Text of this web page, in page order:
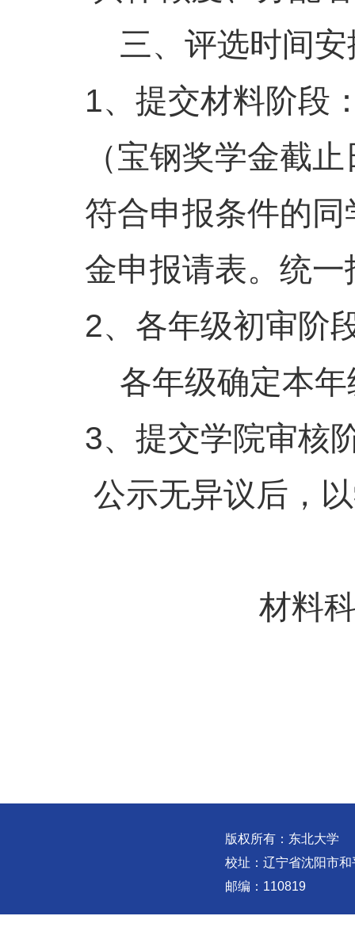
三、评选时间安
1、提交材料阶段
（宝钢奖学金截
符合申报条件的
金申报请表。统
2、各年级初审阶
各年级确定本年
3、提交学院审核
公示无异议后，
材料科学与
版权所有：东北大学
校址：辽宁省沈阳市
邮编：110819